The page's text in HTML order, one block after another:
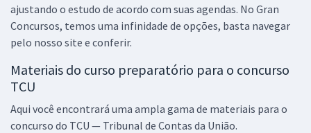
ajustando o estudo de acordo com suas agendas. No Gran
Concursos, temos uma infinidade de opções, basta navegar
pelo nosso site e conferir.
Materiais do curso preparatório para o concurso
TCU
Aqui você encontrará uma ampla gama de materiais para o
concurso do TCU — Tribunal de Contas da União.